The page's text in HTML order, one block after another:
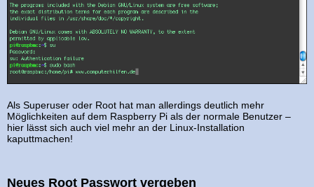
Als Superuser oder Root hat man allerdings deutlich mehr
Möglichkeiten auf dem Raspberry Pi als der normale Benutzer –
hier lässt sich auch viel mehr an der Linux-Installation
kaputtmachen!
Neues Root Passwort vergeben